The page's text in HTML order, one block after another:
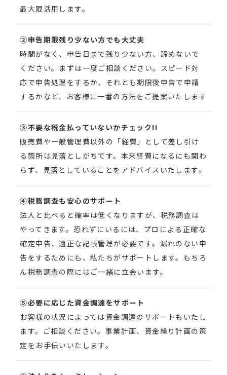
最大限活用します。
②申告期限残り少ない方でも大丈夫
時間がなく、申告日まで残り少ない方、諦めないで
ください。まずは一度ご相談ください。スピード対
応で申告処理をするか、それとも期限後申告で申請
するかなど、お客様に一番の方法をご提案いたします
③不要な税金払っていないかチェック!!
販売費や一般管理費以外の「経費」として差し引け
る箇所は見落としがちです。本来経費になるにも関わ
らず、見落としていることをアドバイスいたします。
④税務調査も安心のサポート
法人と比べると確率は低くなりますが、税務調査は
やってきます。恐れずにいるには、プロによる正確な
確定申告、適正な記帳管理が必要です。漏れのない申
告をするためにも、私たちがサポートします。もちろ
ん税務調査の際にはご一緒に立会います。
⑤必要に応じた資金調達をサポート
お客様の状況によっては資金調達のサポートもいたし
ます。ご相談ください。事業計画、資金繰り計画の策
定をお手伝いいたします。